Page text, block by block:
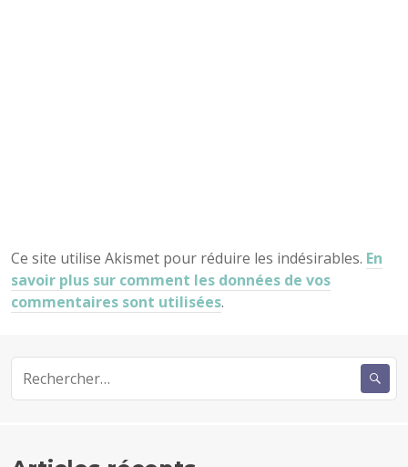
Ce site utilise Akismet pour réduire les indésirables. En
savoir plus sur comment les données de vos
commentaires sont utilisées.